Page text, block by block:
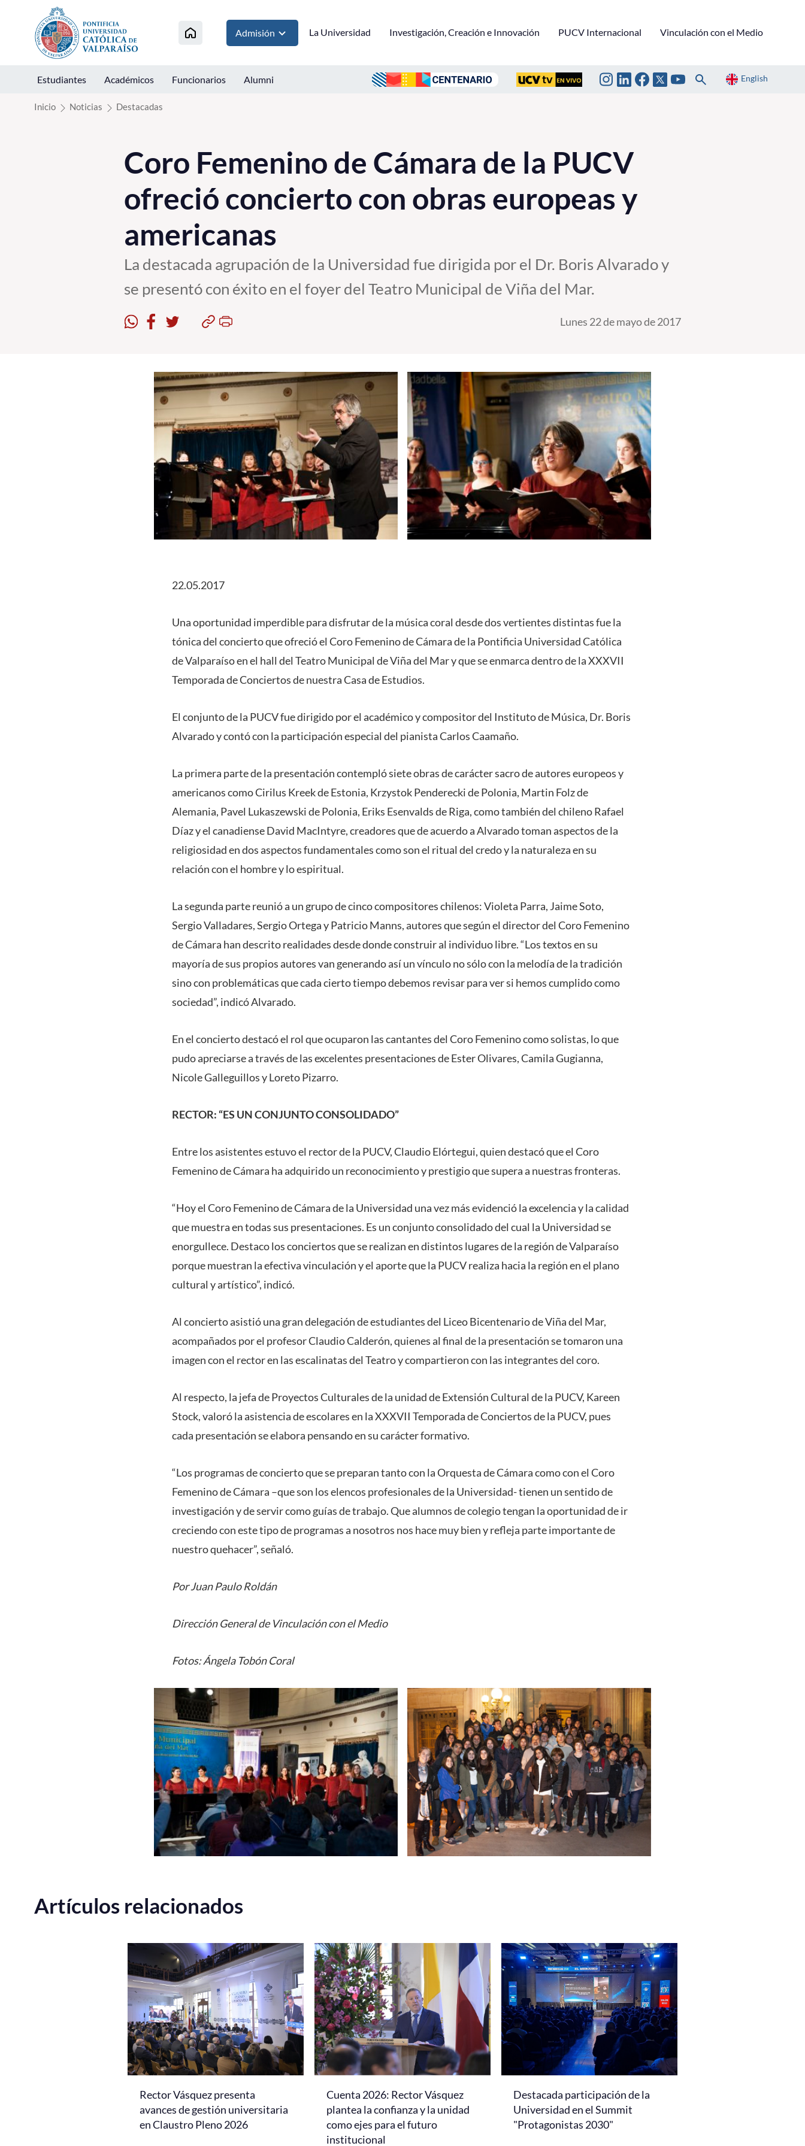
Click acá para ir directamente al contenido
Admisión La Universidad Investigación, Creación e Innovación PUCV Internacional Vinculación con el Medio
Estudiantes Académicos Funcionarios Alumni English
Inicio Noticias Destacadas
Coro Femenino de Cámara de la PUCV
ofreció concierto con obras europeas y
americanas
La destacada agrupación de la Universidad fue dirigida por el Dr. Boris Alvarado y
se presentó con éxito en el foyer del Teatro Municipal de Viña del Mar.
Lunes 22 de mayo de 2017
22.05.2017
Una oportunidad imperdible para disfrutar de la música coral desde dos vertientes distintas fue la
tónica del concierto que ofreció el Coro Femenino de Cámara de la Pontificia Universidad Católica
de Valparaíso en el hall del Teatro Municipal de Viña del Mar y que se enmarca dentro de la XXXVII
Temporada de Conciertos de nuestra Casa de Estudios.
El conjunto de la PUCV fue dirigido por el académico y compositor del Instituto de Música, Dr. Boris
Alvarado y contó con la participación especial del pianista Carlos Caamaño.
La primera parte de la presentación contempló siete obras de carácter sacro de autores europeos y
americanos como Cirilus Kreek de Estonia, Krzystok Penderecki de Polonia, Martin Folz de
Alemania, Pavel Lukaszewski de Polonia, Eriks Esenvalds de Riga, como también del chileno Rafael
Díaz y el canadiense David MacIntyre, creadores que de acuerdo a Alvarado toman aspectos de la
religiosidad en dos aspectos fundamentales como son el ritual del credo y la naturaleza en su
relación con el hombre y lo espiritual.
La segunda parte reunió a un grupo de cinco compositores chilenos: Violeta Parra, Jaime Soto,
Sergio Valladares, Sergio Ortega y Patricio Manns, autores que según el director del Coro Femenino
de Cámara han descrito realidades desde donde construir al individuo libre. “Los textos en su
mayoría de sus propios autores van generando así un vínculo no sólo con la melodía de la tradición
sino con problemáticas que cada cierto tiempo debemos revisar para ver si hemos cumplido como
sociedad”, indicó Alvarado.
En el concierto destacó el rol que ocuparon las cantantes del Coro Femenino como solistas, lo que
pudo apreciarse a través de las excelentes presentaciones de Ester Olivares, Camila Gugianna,
Nicole Galleguillos y Loreto Pizarro.
RECTOR: “ES UN CONJUNTO CONSOLIDADO”
Entre los asistentes estuvo el rector de la PUCV, Claudio Elórtegui, quien destacó que el Coro
Femenino de Cámara ha adquirido un reconocimiento y prestigio que supera a nuestras fronteras.
“Hoy el Coro Femenino de Cámara de la Universidad una vez más evidenció la excelencia y la calidad
que muestra en todas sus presentaciones. Es un conjunto consolidado del cual la Universidad se
enorgullece. Destaco los conciertos que se realizan en distintos lugares de la región de Valparaíso
porque muestran la efectiva vinculación y el aporte que la PUCV realiza hacia la región en el plano
cultural y artístico”, indicó.
Al concierto asistió una gran delegación de estudiantes del Liceo Bicentenario de Viña del Mar,
acompañados por el profesor Claudio Calderón, quienes al final de la presentación se tomaron una
imagen con el rector en las escalinatas del Teatro y compartieron con las integrantes del coro.
Al respecto, la jefa de Proyectos Culturales de la unidad de Extensión Cultural de la PUCV, Kareen
Stock, valoró la asistencia de escolares en la XXXVII Temporada de Conciertos de la PUCV, pues
cada presentación se elabora pensando en su carácter formativo.
“Los programas de concierto que se preparan tanto con la Orquesta de Cámara como con el Coro
Femenino de Cámara –que son los elencos profesionales de la Universidad- tienen un sentido de
investigación y de servir como guías de trabajo. Que alumnos de colegio tengan la oportunidad de ir
creciendo con este tipo de programas a nosotros nos hace muy bien y refleja parte importante de
nuestro quehacer”, señaló.
Por Juan Paulo Roldán
Dirección General de Vinculación con el Medio
Fotos: Ángela Tobón Coral
Artículos relacionados
Rector Vásquez presenta
avances de gestión universitaria
en Claustro Pleno 2026
Cuenta 2026: Rector Vásquez
plantea la confianza y la unidad
como ejes para el futuro
institucional
Destacada participación de la
Universidad en el Summit
"Protagonistas 2030"